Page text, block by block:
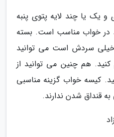
و یک یا چند لایه پتوی پنبه
در خواب مناسب است. بسته
خیلی سردش است می توانید
کنید. هم چنین می توانید از
کیسه خواب گزینه مناسبی
قنداق شدن ندارند.